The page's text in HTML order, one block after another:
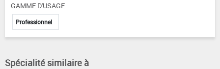
GAMME D'USAGE
Professionnel
Spécialité similaire à